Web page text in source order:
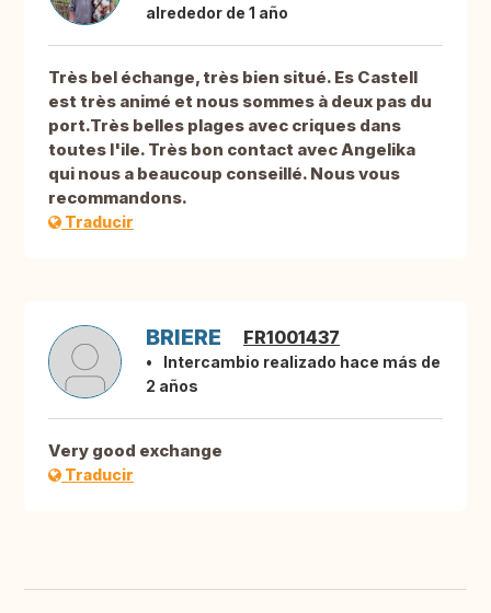
alrededor de 1 año
Très bel échange, très bien situé. Es Castell
est très animé et nous sommes à deux pas du
port.Très belles plages avec criques dans
toutes l'ile. Très bon contact avec Angelika
qui nous a beaucoup conseillé. Nous vous
recommandons.
Traducir
BRIERE FR1001437
Intercambio realizado hace más de
2 años
Very good exchange
Traducir